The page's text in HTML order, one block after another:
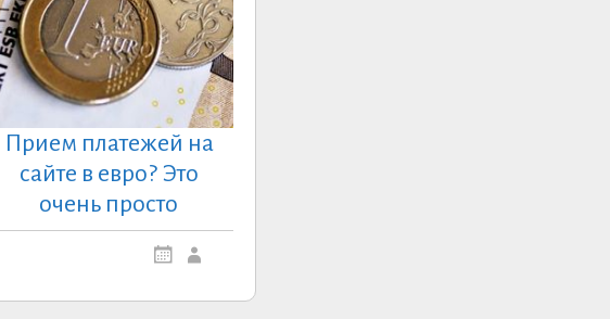
Прием платежей на
сайте в евро? Это
очень просто